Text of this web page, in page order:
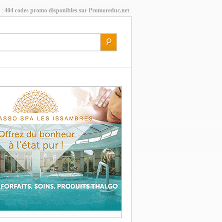
: 404 codes promo disponibles sur Promoreduc.net